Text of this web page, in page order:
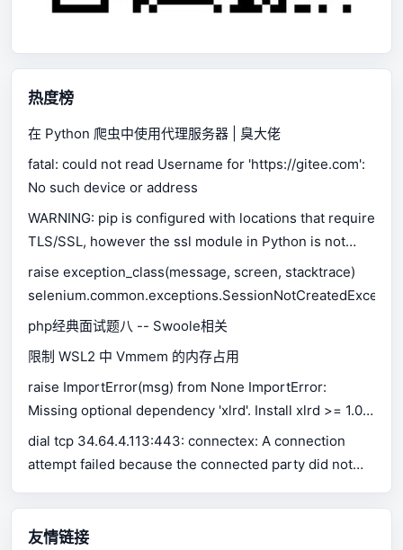
热度榜
在 Python 爬虫中使用代理服务器 | 臭大佬
fatal: could not read Username for 'https://gitee.com':
No such device or address
WARNING: pip is configured with locations that require
TLS/SSL, however the ssl module in Python is not
available.
raise exception_class(message, screen, stacktrace)
php经典面试题八 -- Swoole相关
限制 WSL2 中 Vmmem 的内存占用
raise ImportError(msg) from None ImportError:
Missing optional dependency 'xlrd'. Install xlrd >= 1.0.0
for Excel support Use pip or conda to install xlrd.
dial tcp 34.64.4.113:443: connectex: A connection
attempt failed because the connected party did not
connection failed because connected host has failed
to respond.
友情链接